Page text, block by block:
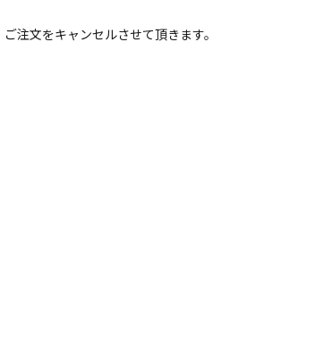
注文をキャンセルさせて頂きます。